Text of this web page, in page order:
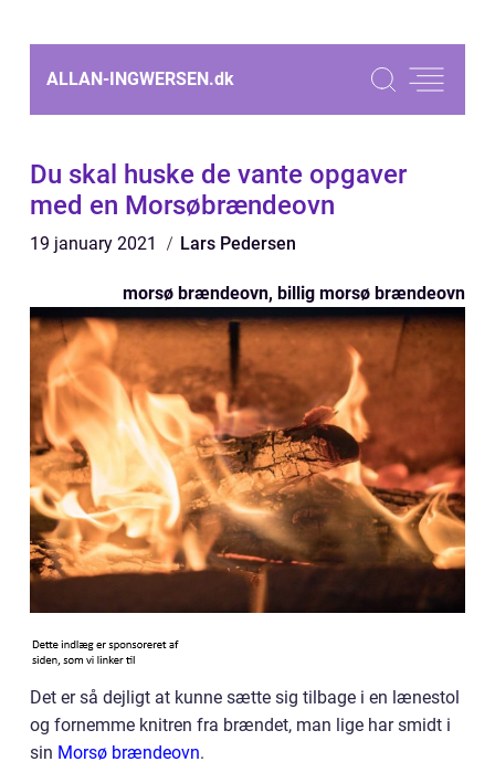
ALLAN-INGWERSEN.dk
Du skal huske de vante opgaver
med en Morsøbrændeovn
19 january 2021 Lars Pedersen
morsø brændeovn, billig morsø brændeovn
Det er så dejligt at kunne sætte sig tilbage i en lænestol
og fornemme knitren fra brændet, man lige har smidt i
sin Morsø brændeovn.